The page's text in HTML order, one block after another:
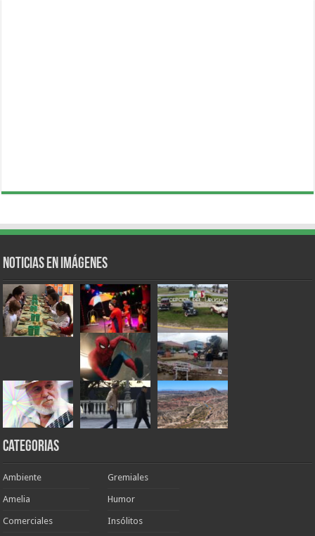
Noticias en Imágenes
Categorias
Ambiente
Amelia
Comerciales
Gremiales
Humor
Insólitos